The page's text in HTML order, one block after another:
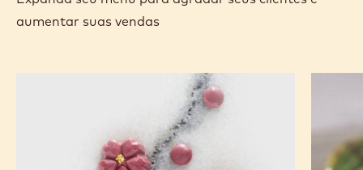
aumentar suas vendas
Banana